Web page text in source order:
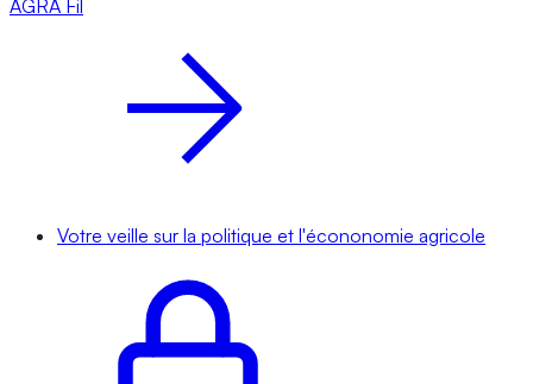
AGRA Fil
Votre veille sur la politique et l'écononomie agricole